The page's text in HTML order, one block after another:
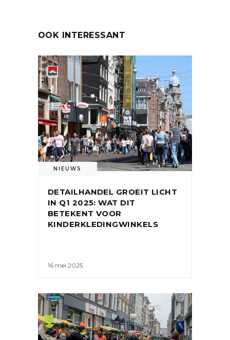
OOK INTERESSANT
NIEUWS
DETAILHANDEL GROEIT LICHT
IN Q1 2025: WAT DIT
BETEKENT VOOR
KINDERKLEDINGWINKELS
16 mei 2025